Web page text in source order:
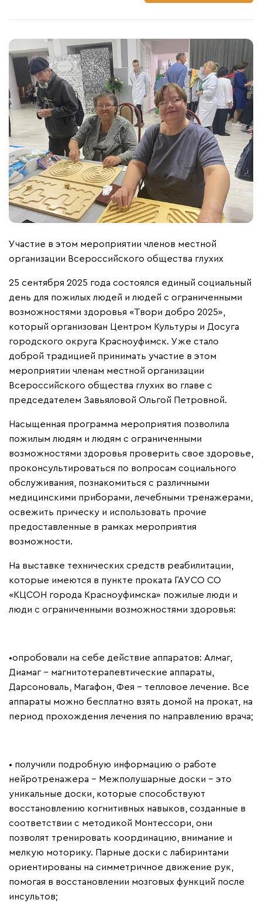
Участие в этом мероприятии членов местной
организации Всероссийского общества глухих
25 сентября 2025 года состоялся единый социальный
день для пожилых людей и людей с ограниченными
возможностями здоровья «Твори добро 2025»,
который организован Центром Культуры и Досуга
городского округа Красноуфимск. Уже стало
доброй традицией принимать участие в этом
мероприятии членам местной организации
Всероссийского общества глухих во главе с
председателем Завьяловой Ольгой Петровной.
Насыщенная программа мероприятия позволила
пожилым людям и людям с ограниченными
возможностями здоровья проверить свое здоровье,
проконсультироваться по вопросам социального
обслуживания, познакомиться с различными
медицинскими приборами, лечебными тренажерами,
освежить прическу и использовать прочие
предоставленные в рамках мероприятия
возможности.
На выставке технических средств реабилитации,
которые имеются в пункте проката ГАУСО СО
«КЦСОН города Красноуфимска» пожилые люди и
люди с ограниченными возможностями здоровья:
•опробовали на себе действие аппаратов: Алмаг,
Диамаг – магнитотерапевтические аппараты,
Дарсоноваль, Магафон, Фея – тепловое лечение. Все
аппараты можно бесплатно взять домой на прокат, на
период прохождения лечения по направлению врача;
• получили подробную информацию о работе
нейротренажера - Межполушарные доски – это
уникальные доски, которые способствуют
восстановлению когнитивных навыков, созданные в
соответствии с методикой Монтессори, они
позволят тренировать координацию, внимание и
мелкую моторику. Парные доски с лабиринтами
ориентированы на симметричное движение рук,
помогая в восстановлении мозговых функций после
инсультов;